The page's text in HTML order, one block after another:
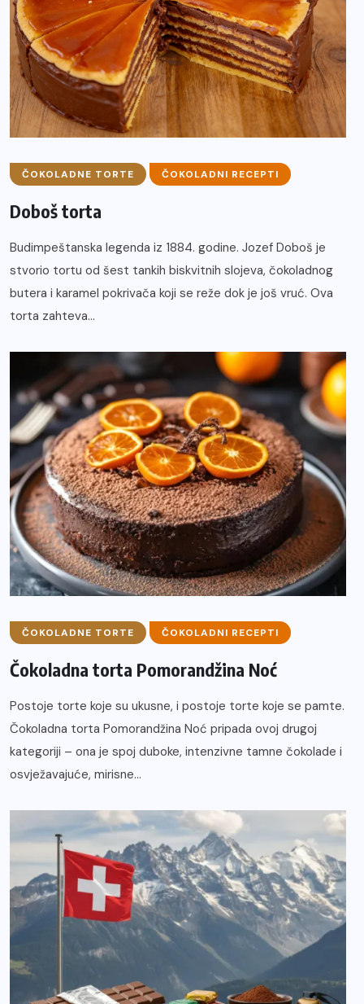
ČOKOLADNE TORTE ČOKOLADNI RECEPTI
Doboš torta
Budimpeštanska legenda iz 1884. godine. Jozef Doboš je
stvorio tortu od šest tankih biskvitnih slojeva, čokoladnog
butera i karamel pokrivača koji se reže dok je još vruć. Ova
torta zahteva...
ČOKOLADNE TORTE ČOKOLADNI RECEPTI
Čokoladna torta Pomorandžina Noć
Postoje torte koje su ukusne, i postoje torte koje se pamte.
Čokoladna torta Pomorandžina Noć pripada ovoj drugoj
kategoriji – ona je spoj duboke, intenzivne tamne čokolade i
osvježavajuće, mirisne...